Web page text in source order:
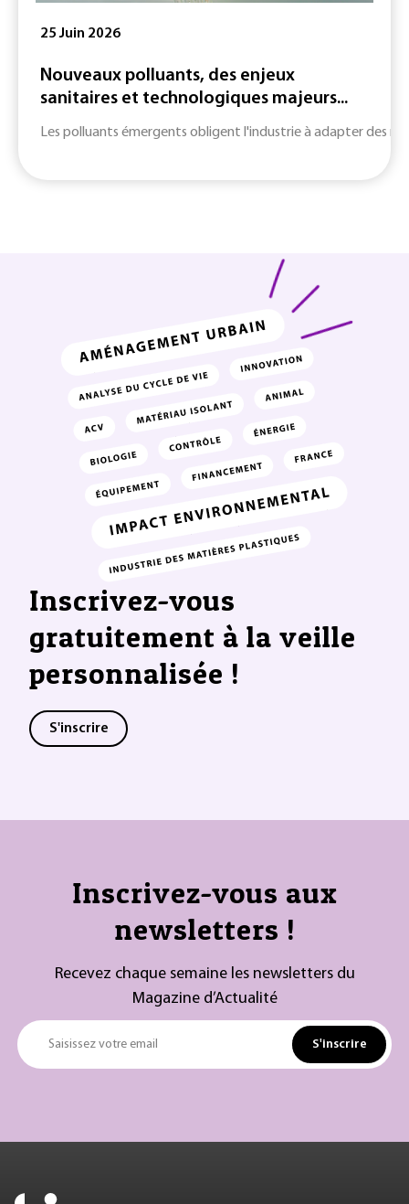
25 Juin 2026
Nouveaux polluants, des enjeux
sanitaires et technologiques majeurs...
Les polluants émergents obligent l'industrie à adapter des
Inscrivez-vous
gratuitement à la veille
personnalisée !
S'inscrire
Inscrivez-vous aux
newsletters !
Recevez chaque semaine les newsletters du
Magazine d’Actualité
Saisissez votre email S'inscrire